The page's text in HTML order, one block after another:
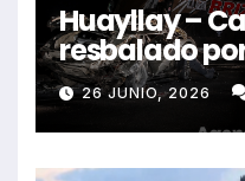
Huayllay –
resbalado
e impactó
dejando dos
26 JUNIO, 2026